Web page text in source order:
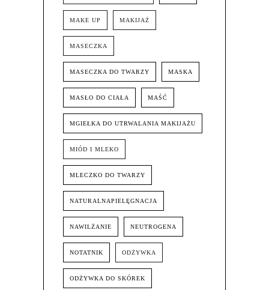
MAKE UP MAKIJAŻ
MASECZKA
MASECZKA DO TWARZY MASKA
MASŁO DO CIAŁA MAŚĆ
MGIEŁKA DO UTRWALANIA MAKIJAŻU
MIÓD I MLEKO
MLECZKO DO TWARZY
NATURALNAPIELĘGNACJA
NAWILŻANIE NEUTROGENA
NOTATNIK ODŻYWKA
ODŻYWKA DO SKÓREK